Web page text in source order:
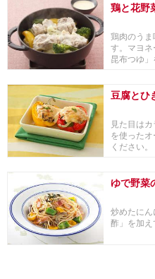
鶏と花野
鶏肉のう
す。マヨ
昆布つゆ
豆腐とひ
見た目は
を使った
ください。
ゆで野菜
炒めたに
酢」を加え